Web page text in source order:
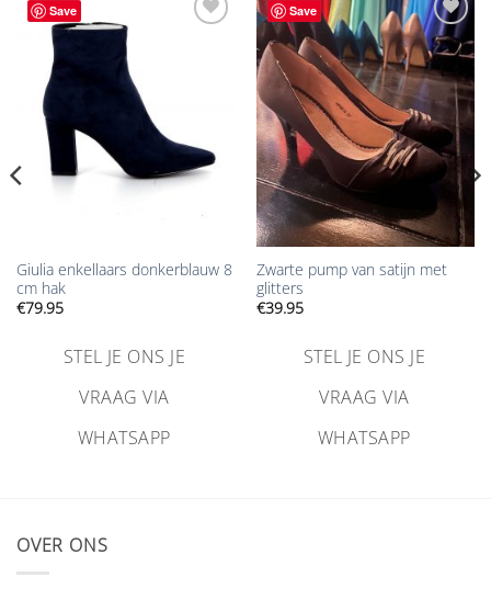
Save
Giulia enkellaars donkerblauw 8
cm hak
€79.95
STEL JE ONS JE
VRAAG VIA
WHATSAPP
Save
Aan
verlanglijst
toevoegen
Zwarte pump van satijn met
glitters
€39.95
STEL JE ONS JE
VRAAG VIA
WHATSAPP
OVER ONS